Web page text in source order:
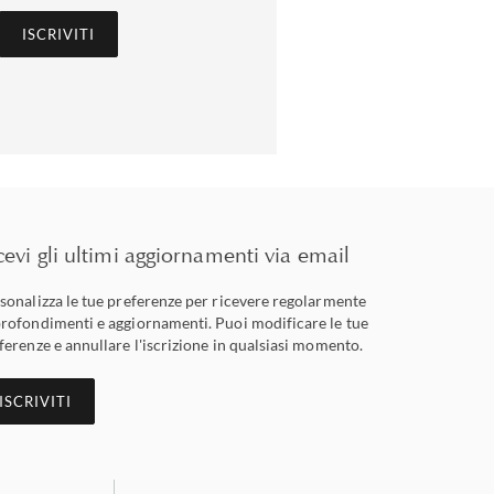
ISCRIVITI
gli ultimi aggiornamenti via email
le tue preferenze per ricevere regolarmente
e aggiornamenti. Puoi modificare le tue
e annullare l'iscrizione in qualsiasi momento.
ISCRIVITI